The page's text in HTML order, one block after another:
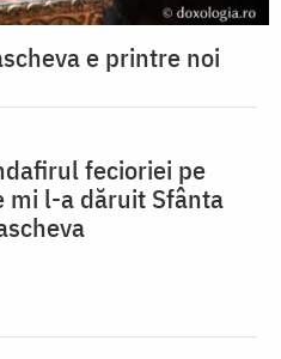
e printre noi
fecioriei pe
mi l-a dăruit Sfânta